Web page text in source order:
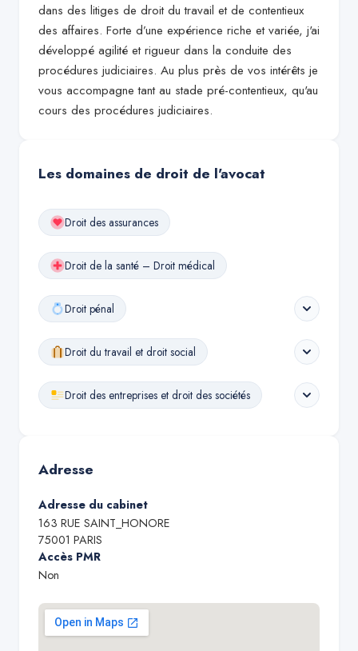
dans des litiges de droit du travail et de contentieux
des affaires. Forte d’une expérience riche et variée, j'ai
développé agilité et rigueur dans la conduite des
procédures judiciaires. Au plus près de vos intérêts je
vous accompagne tant au stade pré-contentieux, qu'au
cours des procédures judiciaires.
Les domaines de droit de l'avocat
Droit des assurances
Droit de la santé – Droit médical
Droit pénal
Droit du travail et droit social
Droit des entreprises et droit des sociétés
Adresse
Adresse du cabinet
163 RUE SAINT_HONORE
75001 PARIS
Accès PMR
Non